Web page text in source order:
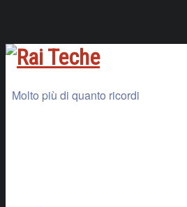
Molto più di quanto ricordi